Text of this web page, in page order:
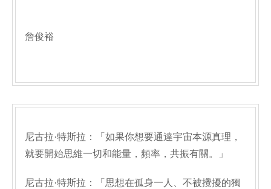
詹俊裕
尼古拉·特斯拉：「如果你想要通達宇宙本源真理，
就要開始思維一切和能量，頻率，共振有關。」
尼古拉·特斯拉：「思想在孤身一人、不被攪擾的獨